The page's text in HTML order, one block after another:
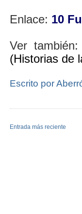
Enlace: 10
Ver también:
(Historias de
Escrito por
Entrada más reciente